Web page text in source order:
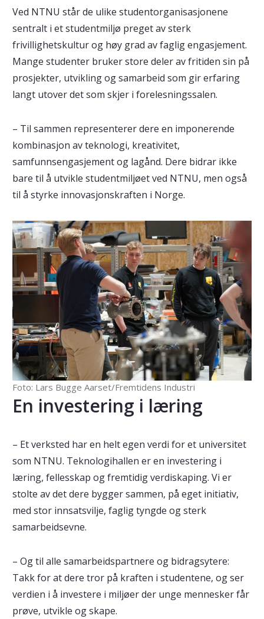
Ved NTNU står de ulike studentorganisasjonene
sentralt i et studentmiljø preget av sterk
frivillighetskultur og høy grad av faglig engasjement.
Mange studenter bruker store deler av fritiden sin på
prosjekter, utvikling og samarbeid som gir erfaring
langt utover det som skjer i forelesningssalen.
– Til sammen representerer dere en imponerende
kombinasjon av teknologi, kreativitet,
samfunnsengasjement og lagånd. Dere bidrar ikke
bare til å utvikle studentmiljøet ved NTNU, men også
til å styrke innovasjonskraften i Norge.
Foto: Lars Bugge Aarset/Fremtidens Industri
En investering i læring
– Et verksted har en helt egen verdi for et universitet
som NTNU. Teknologihallen er en investering i
læring, fellesskap og fremtidig verdiskaping. Vi er
stolte av det dere bygger sammen, på eget initiativ,
med stor innsatsvilje, faglig tyngde og sterk
samarbeidsevne.
– Og til alle samarbeidspartnere og bidragsytere:
Takk for at dere tror på kraften i studentene, og ser
verdien i å investere i miljøer der unge mennesker får
prøve, utvikle og skape.